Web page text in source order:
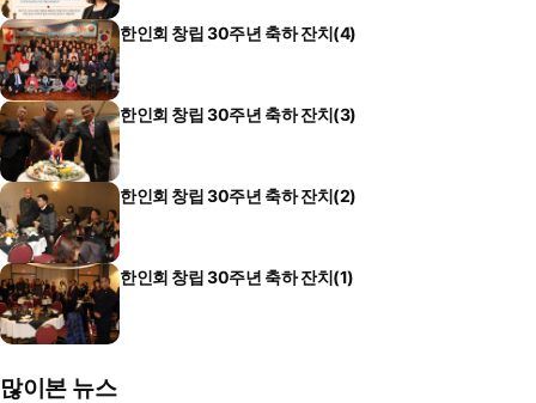
한인회 창립 30주년 축하 잔치(4)
한인회 창립 30주년 축하 잔치(3)
한인회 창립 30주년 축하 잔치(2)
한인회 창립 30주년 축하 잔치(1)
많이본 뉴스